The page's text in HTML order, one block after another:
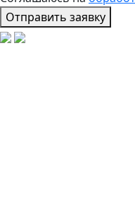
Отправить заявку